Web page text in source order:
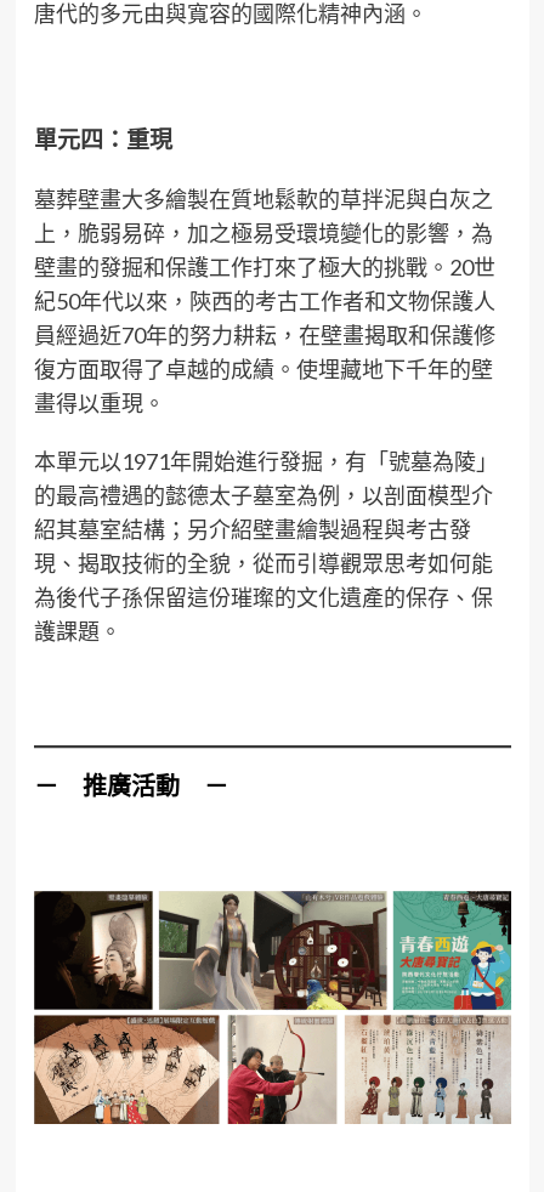
唐代的多元由與寬容的國際化精神內涵。
單元四：重現
墓葬壁畫大多繪製在質地鬆軟的草拌泥與白灰之
上，脆弱易碎，加之極易受環境變化的影響，為
壁畫的發掘和保護工作打來了極大的挑戰。20世
紀50年代以來，陝西的考古工作者和文物保護人
員經過近70年的努力耕耘，在壁畫揭取和保護修
復方面取得了卓越的成績。使埋藏地下千年的壁
畫得以重現。
本單元以1971年開始進行發掘，有「號墓為陵」
的最高禮遇的懿德太子墓室為例，以剖面模型介
紹其墓室結構；另介紹壁畫繪製過程與考古發
現、揭取技術的全貌，從而引導觀眾思考如何能
為後代子孫保留這份璀璨的文化遺產的保存、保
護課題。
－ 推廣活動 －